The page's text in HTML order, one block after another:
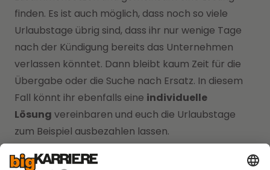
finden. Es ist auch möglich, dass noch so viele
Urlaubstage übrig sind, dass ihr nur wenige Tage
nach der Kündigung bereits das Unternehmen
verlassen könntet. Dann bleibt kaum Zeit für die
Übergabe oder die Suche nach Ersatz. In diesem
Fall könnt ihr ebenfalls eine individuelle
Lösung vereinbaren und euch die Urlaubstage
zum Beispiel ausbezahlen lassen.
Denkt auch anFirmenleistungen